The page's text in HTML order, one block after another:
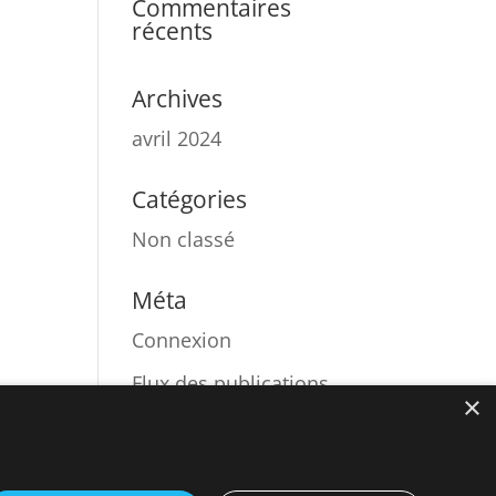
Commentaires
récents
Archives
avril 2024
Catégories
Non classé
Méta
Connexion
Flux des publications
×